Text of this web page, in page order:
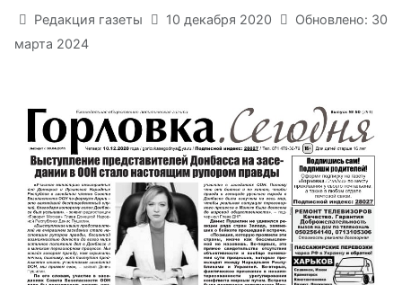
Информация о материале
Редакция газеты 10 декабря 2020
Обновлено: 30
марта 2024